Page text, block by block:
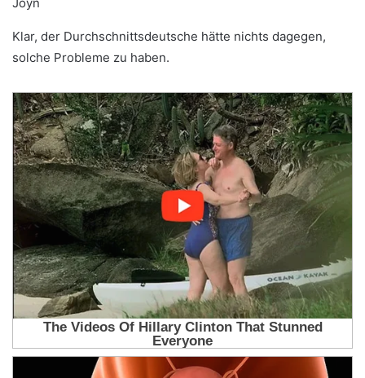
Klar, der Durchschnittsdeutsche hätte nichts dagegen,
solche Probleme zu haben.